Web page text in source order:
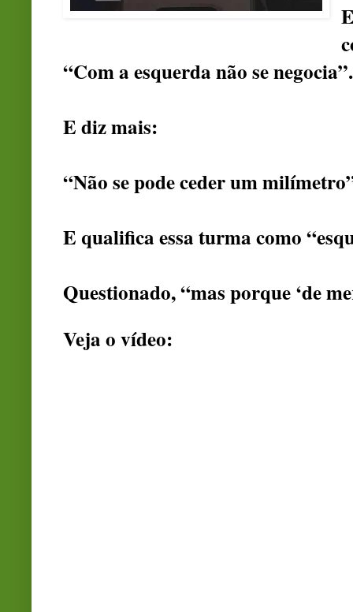
“Com a esquerda não se negocia”.
E diz mais:
“Não se pode ceder um
E qualifica essa turma como
Questionado, “mas porque ‘de
Veja o vídeo: